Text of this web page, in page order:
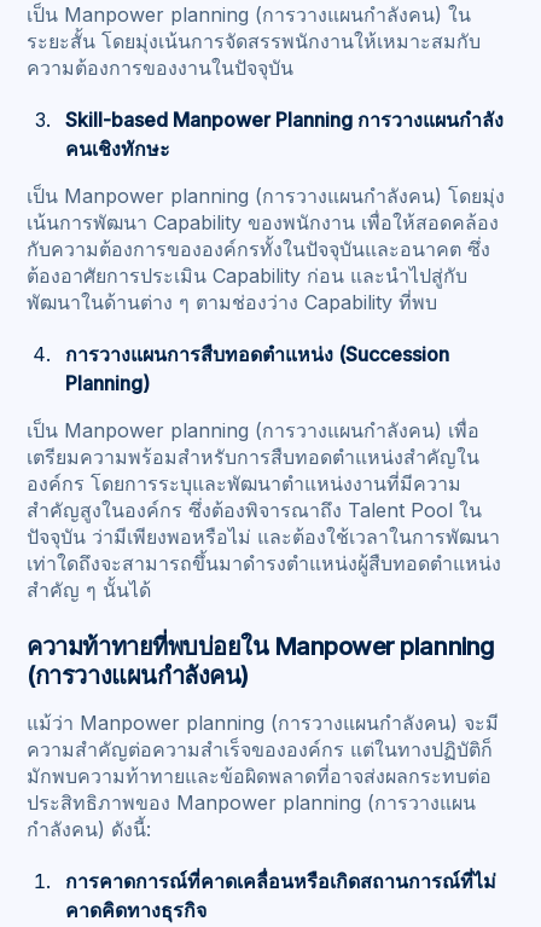
เป็น Manpower planning (การวางแผนกำลังคน) ใน
ระยะสั้น โดยมุ่งเน้นการจัดสรรพนักงานให้เหมาะสมกับ
ความต้องการของงานในปัจจุบัน
Skill-based Manpower Planning การวางแผนกำลัง
คนเชิงทักษะ
เป็น Manpower planning (การวางแผนกำลังคน) โดยมุ่ง
เน้นการพัฒนา Capability ของพนักงาน เพื่อให้สอดคล้อง
กับความต้องการขององค์กรทั้งในปัจจุบันและอนาคต ซึ่ง
ต้องอาศัยการประเมิน Capability ก่อน และนำไปสู่กับ
พัฒนาในด้านต่าง ๆ ตามช่องว่าง Capability ที่พบ
การวางแผนการสืบทอดตำแหน่ง (Succession
Planning)
เป็น Manpower planning (การวางแผนกำลังคน) เพื่อ
เตรียมความพร้อมสำหรับการสืบทอดตำแหน่งสำคัญใน
องค์กร โดยการระบุและพัฒนาตำแหน่งงานที่มีความ
สำคัญสูงในองค์กร ซึ่งต้องพิจารณาถึง Talent Pool ใน
ปัจจุบัน ว่ามีเพียงพอหรือไม่ และต้องใช้เวลาในการพัฒนา
เท่าใดถึงจะสามารถขึ้นมาดำรงตำแหน่งผู้สืบทอดตำแหน่ง
สำคัญ ๆ นั้นได้
ความท้าทายที่พบบ่อยใน Manpower planning
(การวางแผนกำลังคน)
แม้ว่า Manpower planning (การวางแผนกำลังคน) จะมี
ความสำคัญต่อความสำเร็จขององค์กร แต่ในทางปฏิบัติก็
มักพบความท้าทายและข้อผิดพลาดที่อาจส่งผลกระทบต่อ
ประสิทธิภาพของ Manpower planning (การวางแผน
กำลังคน) ดังนี้:
การคาดการณ์ที่คาดเคลื่อนหรือเกิดสถานการณ์ที่ไม่
คาดคิดทางธุรกิจ